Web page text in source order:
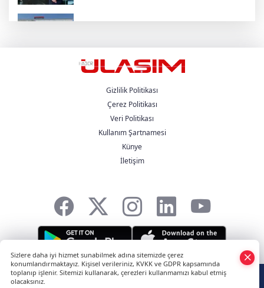
UND Genişletilmiş Yönetim Kurulu
Sponsorluğunda Kayseri’de Gerçekleştirildi
Metro Turizm’in Premium Tercihi Neoplan
Skyliner Oldu
Mercedes-Benz Türk Dijital Hizmetleriyle
Gizlilik Politikası
Çerez Politikası
Veri Politikası
Kullanım Şartnamesi
Künye
İletişim
HABER YAZILIMIve TURKTICARET.NET projesidir Copyright© 2006-2026
Sizlere daha iyi hizmet sunabilmek adına sitemizde çerez
konumlandırmaktayız. Kişisel verileriniz, KVKK ve GDPR kapsamında
toplanıp işlenir. Sitemizi kullanarak, çerezleri kullanmamızı kabul etmiş
olacaksınız.